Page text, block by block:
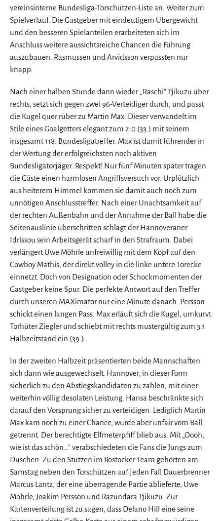
vereinsinterne Bundesliga-Torschützen-Liste an. Weiter zum
Spielverlauf. Die Gastgeber mit eindeutigem Übergewicht
und den besseren Spielanteilen erarbeiteten sich im
Anschluss weitere aussichtsreiche Chancen die Führung
auszubauen. Rasmussen und Arvidsson verpassten nur
knapp.
Nach einer halben Stunde dann wieder „Raschi“ Tjikuzu über
rechts, setzt sich gegen zwei 96-Verteidiger durch, und passt
die Kugel quer rüber zu Martin Max. Dieser verwandelt im
Stile eines Goalgetters elegant zum 2:0 (33.) mit seinem
insgesamt 118. Bundesligatreffer. Max ist damit führender in
der Wertung der erfolgreichsten noch aktiven
Bundesligatorjäger. Respekt! Nur fünf Minuten später tragen
die Gäste einen harmlosen Angriffsversuch vor. Urplötzlich
aus heiterem Himmel kommen sie damit auch noch zum
unnötigen Anschlusstreffer. Nach einer Unachtsamkeit auf
der rechten Außenbahn und der Annahme der Ball habe die
Seitenauslinie überschritten schlägt der Hannoveraner
Idrissou sein Arbeitsgerät scharf in den Strafraum. Dabei
verlängert Uwe Möhrle unfreiwillig mit dem Kopf auf den
Cowboy Mathis, der direkt volley in die linke untere Torecke
einnetzt. Doch von Designation oder Schockmomenten der
Gastgeber keine Spur. Die perfekte Antwort auf den Treffer
durch unseren MAXimator nur eine Minute danach. Persson
schickt einen langen Pass. Max erläuft sich die Kugel, umkurvt
Torhüter Ziegler und schiebt mit rechts mustergültig zum 3:1
Halbzeitstand ein (39.).
In der zweiten Halbzeit präsentierten beide Mannschaften
sich dann wie ausgewechselt. Hannover, in dieser Form
sicherlich zu den Abstiegskandidaten zu zählen, mit einer
weiterhin völlig desolaten Leistung. Hansa beschränkte sich
darauf den Vorsprung sicher zu verteidigen. Lediglich Martin
Max kam noch zu einer Chance, wurde aber unfair vom Ball
getrennt. Der berechtigte Elfmeterpfiff blieb aus. Mit „Oooh,
wie ist das schön…“ verabschiedeten die Fans die Jungs zum
Duschen. Zu den Stützen im Rostocker Team gehörten am
Samstag neben den Torschützen auf jeden Fall Dauerbrenner
Marcus Lantz, der eine überragende Partie ablieferte, Uwe
Möhrle, Joakim Persson und Razundara Tjikuzu. Zur
Kartenverteilung ist zu sagen, dass Delano Hill eine seine